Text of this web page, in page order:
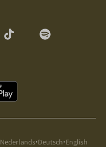
Nederlands·Deutsch·English